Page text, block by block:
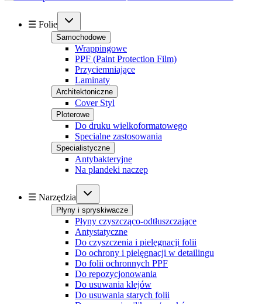
☰ Folie
Samochodowe
Wrappingowe
PPF (Paint Protection Film)
Przyciemniające
Laminaty
Architektoniczne
Cover Styl
Ploterowe
Do druku wielkoformatowego
Specialne zastosowania
Specialistyczne
Antybakteryjne
Na plandeki naczep
☰ Narzędzia
Płyny i spryskiwacze
Płyny czyszcząco-odtłuszczające
Antystatyczne
Do czyszczenia i pielęgnacji folii
Do ochrony i pielęgnacji w detailingu
Do folii ochronnych PPF
Do repozycjonowania
Do usuwania klejów
Do usuwania starych folii